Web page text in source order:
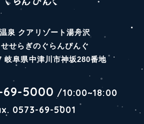
泉 クアリゾート湯舟沢
せらぎのぐらんぴんぐ
岐阜県中津川市神坂280番地
69-5000 /10:00~18:00
0573-69-5001